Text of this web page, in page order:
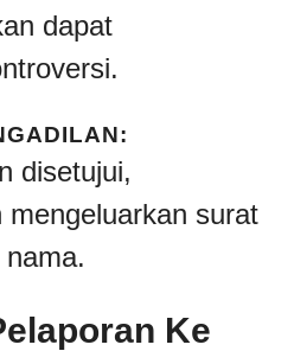
dapat
disetujui,
mengeluarkan surat
Ke